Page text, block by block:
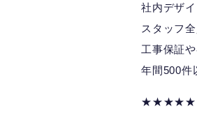
社内デザ
スタッフ
工事保証
年間500件